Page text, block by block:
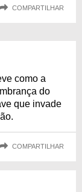
COMPARTILHAR
como a
do
que invade
COMPARTILHAR